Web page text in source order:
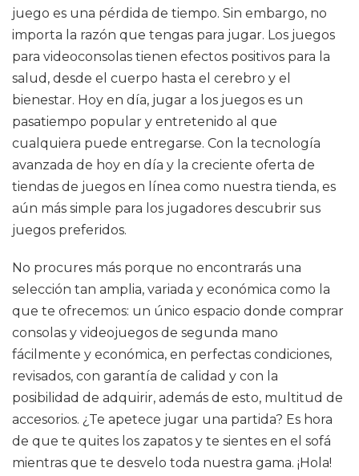
juego es una pérdida de tiempo. Sin embargo, no
importa la razón que tengas para jugar. Los juegos
para videoconsolas tienen efectos positivos para la
salud, desde el cuerpo hasta el cerebro y el
bienestar. Hoy en día, jugar a los juegos es un
pasatiempo popular y entretenido al que
cualquiera puede entregarse. Con la tecnología
avanzada de hoy en día y la creciente oferta de
tiendas de juegos en línea como nuestra tienda, es
aún más simple para los jugadores descubrir sus
juegos preferidos.
No procures más porque no encontrarás una
selección tan amplia, variada y económica como la
que te ofrecemos: un único espacio donde comprar
consolas y videojuegos de segunda mano
fácilmente y económica, en perfectas condiciones,
revisados, con garantía de calidad y con la
posibilidad de adquirir, además de esto, multitud de
accesorios. ¿Te apetece jugar una partida? Es hora
de que te quites los zapatos y te sientes en el sofá
mientras que te desvelo toda nuestra gama. ¡Hola!